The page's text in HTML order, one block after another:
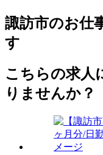
諏訪市のお仕
す
こちらの求人
りませんか？